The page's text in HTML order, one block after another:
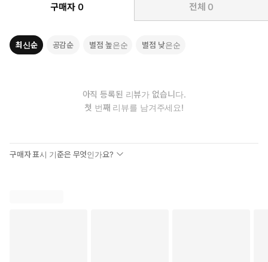
구매자 0 전체 0
최신순 공감순 별점 높은순 별점 낮은순
아직 등록된 리뷰가 없습니다.
첫 번째 리뷰를 남겨주세요!
구매자 표시 기준은 무엇인가요?